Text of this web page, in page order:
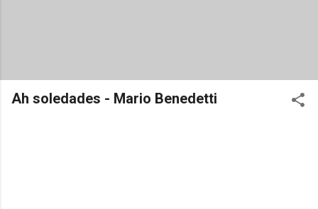
Ah soledades - Mario Benedetti